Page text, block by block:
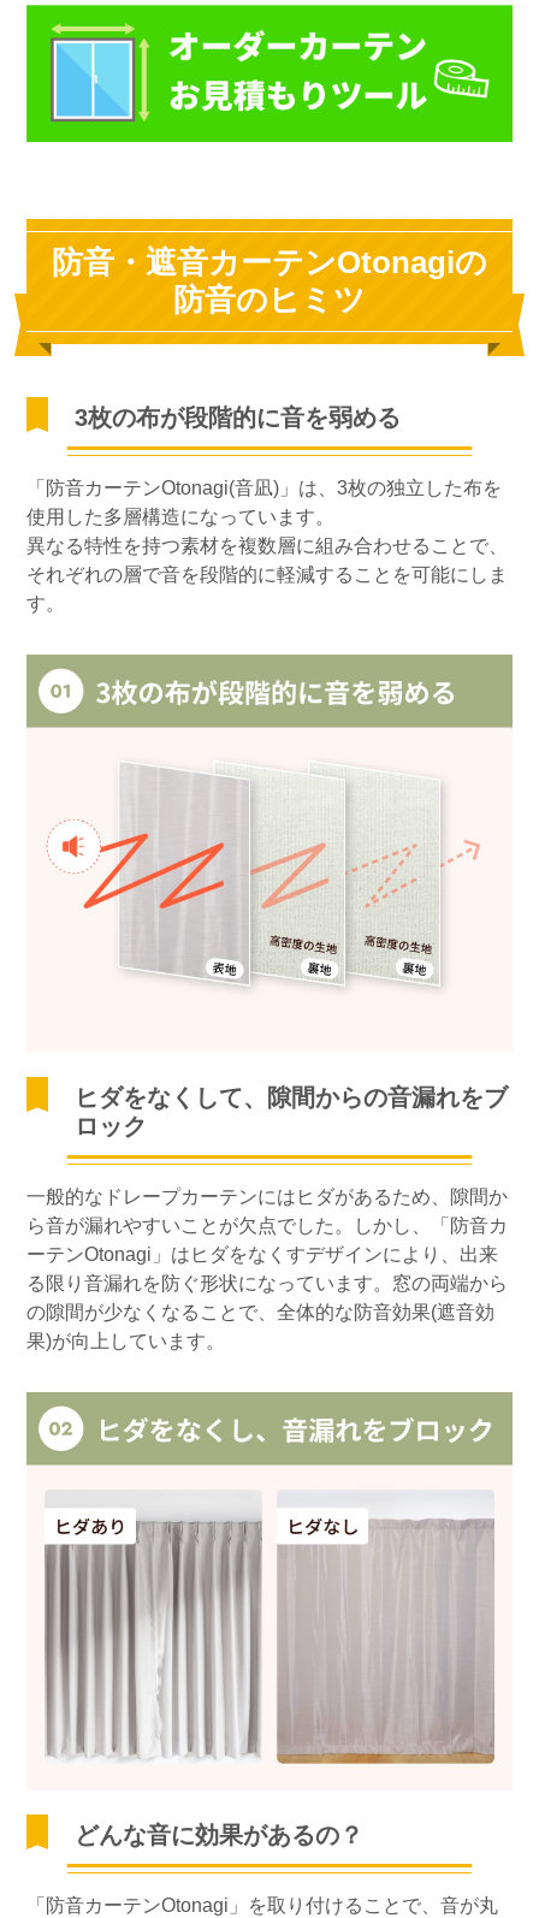
防音・遮音カーテンOtonagiの
防音のヒミツ
3枚の布が段階的に音を弱める
「防音カーテンOtonagi(音凪)」は、3枚の独立した布を
使用した多層構造になっています。
異なる特性を持つ素材を複数層に組み合わせることで、
それぞれの層で音を段階的に軽減することを可能にしま
す。
ヒダをなくして、隙間からの音漏れをブ
ロック
一般的なドレープカーテンにはヒダがあるため、隙間か
ら音が漏れやすいことが欠点でした。しかし、「防音カ
ーテンOtonagi」はヒダをなくすデザインにより、出来
る限り音漏れを防ぐ形状になっています。窓の両端から
の隙間が少なくなることで、全体的な防音効果(遮音効
果)が向上しています。
どんな音に効果があるの？
「防音カーテンOtonagi」を取り付けることで、音が丸